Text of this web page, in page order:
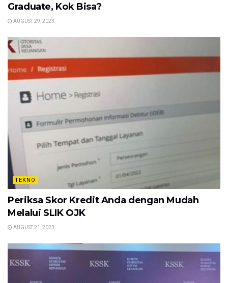
Graduate, Kok Bisa?
AUGUST 29, 2023
TEKNO
Periksa Skor Kredit Anda dengan Mudah
Melalui SLIK OJK
AUGUST 21, 2023